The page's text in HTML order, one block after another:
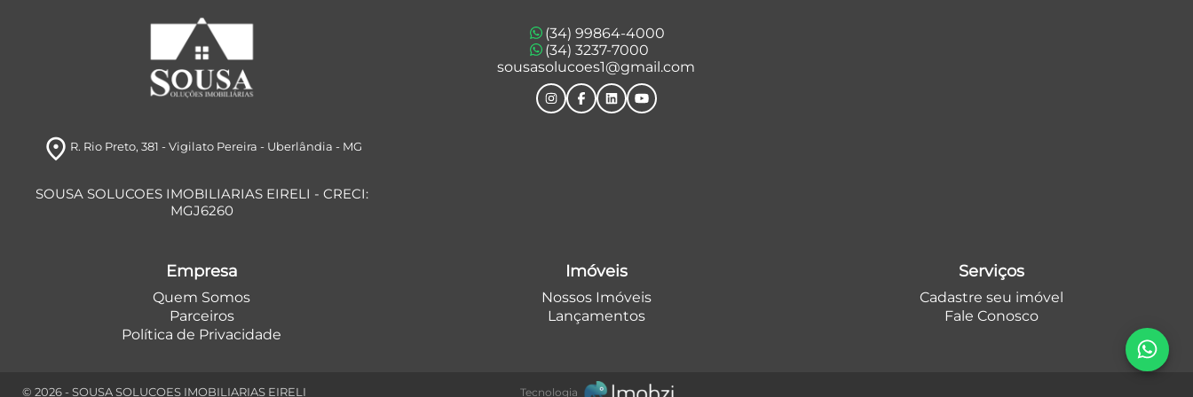
room R. Rio Preto, 381 - Vigilato Pereira - Uberlândia - MG
SOUSA SOLUCOES IMOBILIARIAS EIRELI - CRECI:
MGJ6260
(34) 99864-4000
(34) 3237-7000
sousasolucoes1@gmail.com
Empresa
Quem Somos
Parceiros
Política de Privacidade
Imóveis
Nossos Imóveis
Lançamentos
Serviços
Cadastre seu imóvel
Fale Conosco
© 2026 - SOUSA SOLUCOES IMOBILIARIAS EIRELI Tecnologia